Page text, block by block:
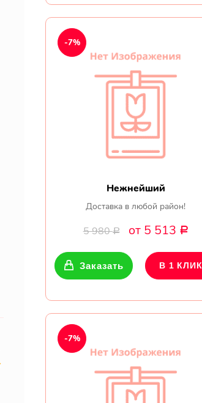
Нежнейший
Доставка в любой район!
5 980Р от 5 513 Р
-7%
Заказать В 1 КЛИК
-7%